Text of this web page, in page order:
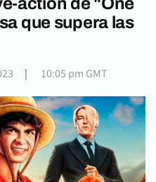
que supera las
| 10:05 pm GMT